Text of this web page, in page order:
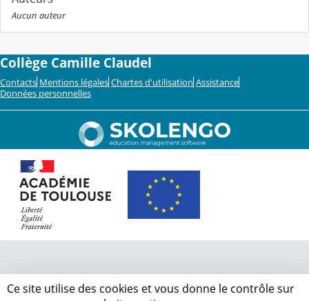
Aucun auteur
Collège Camille Claudel
Contacts Mentions légales Chartes d'utilisation Assistance
Données personnelles
Ce site utilise des cookies et vous donne le contrôle sur